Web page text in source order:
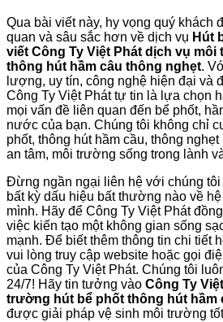
Qua bài viết này, hy vọng quý khách
quan và sâu sắc hơn về dịch vụ Hút
viết Công Ty Việt Phát dịch vụ
thông hút hầm câu thông nghẹt.
lượng, uy tín, công nghệ hiện đại và
Công Ty Việt Phát tự tin là lựa chọn
mọi vấn đề liên quan đến bể phốt,
nước của bạn. Chúng tôi không chỉ
phốt, thông hút hầm cầu, thông
an tâm, môi trường sống trong lành
Đừng ngần ngại liên hệ với chúng tôi
bất kỳ dấu hiệu bất thường nào về
mình. Hãy để Công Ty Việt Phát
việc kiến tạo một không gian sống
mạnh. Để biết thêm thông tin chi tiết
vui lòng truy cập website hoặc gọi
của Công Ty Việt Phát. Chúng tôi
24/7! Hãy tin tưởng vào Công Ty
trường hút bể phốt thông hút hầm
được giải pháp vệ sinh môi trường